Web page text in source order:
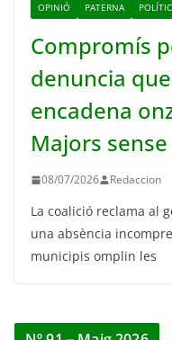
OPINIÓ
PATERNA
Compromís
denuncia
encadena
Majors
08/07/2026 Redaccion
La coalició reclama al
una absència
municipis omplin les